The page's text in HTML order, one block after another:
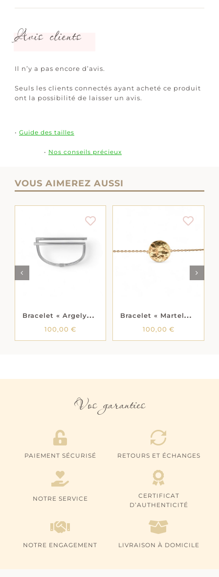
Avis clients
Il n’y a pas encore d’avis.
Seuls les clients connectés ayant acheté ce produit
ont la possibilité de laisser un avis.
• Guide des tailles
• Nos conseils précieux
VOUS AIMEREZ AUSSI
B
racelet « Argelys » – Argent rhodié
100,00€
PANIER
DÉTAILS
B
racelet « Martelys » – Plaqué or
100,00 €
AJOUTER AU
PANIER
/
Vos garanties
PAIEMENT SÉCURISÉ RETOURS ET ÉCHANGES
NOTRE SERVICE
CERTIFICAT
D’AUTHENTICITÉ
NOTRE ENGAGEMENT LIVRAISON À DOMICILE